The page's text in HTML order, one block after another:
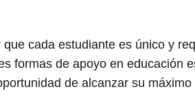
cada estudiante es único y
formas de apoyo en educación
de alcanzar su máximo